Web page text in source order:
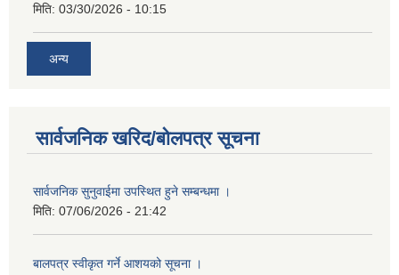
मिति: 03/30/2026 - 10:15
अन्य
सार्वजनिक खरिद/बोलपत्र सूचना
सार्वजनिक सुनुवाईमा उपस्थित हुने सम्बन्धमा ।
मिति: 07/06/2026 - 21:42
बालपत्र स्वीकृत गर्ने आशयको सूचना ।